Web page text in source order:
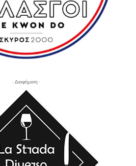
- Διαφήμιση -